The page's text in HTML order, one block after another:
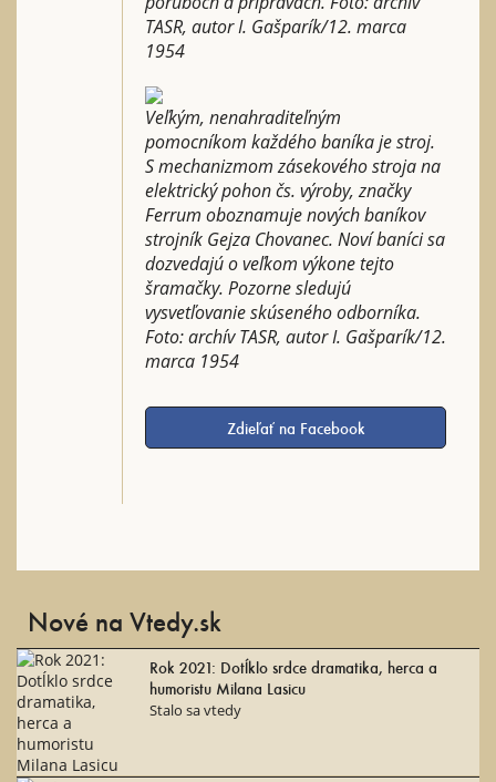
TASR, autor I. Gašparík/12. marca
1954
Veľkým, nenahraditeľným
pomocníkom každého baníka je stroj.
S mechanizmom zásekového stroja na
elektrický pohon čs. výroby, značky
Ferrum oboznamuje nových baníkov
strojník Gejza Chovanec. Noví baníci sa
dozvedajú o veľkom výkone tejto
šramačky. Pozorne sledujú
vysvetľovanie skúseného odborníka.
Foto: archív TASR, autor I. Gašparík/12.
marca 1954
Zdieľať na Facebook
Nové na Vtedy.sk
Rok 2021: Dotĺklo srdce dramatika, herca a
humoristu Milana Lasicu
Stalo sa vtedy